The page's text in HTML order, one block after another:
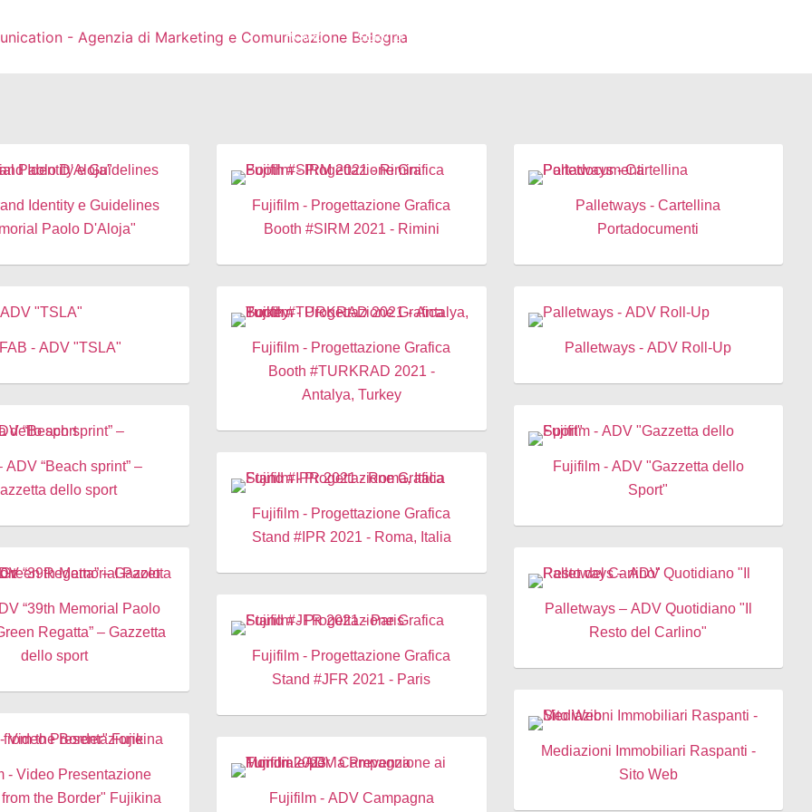
HOME SERVIZI
Identity e Guidelines
Paolo D'Aloja"
- ADV "TSLA"
ADV “Beach sprint” –
dello sport
“39th Memorial Paolo
Regatta” – Gazzetta
dello sport
- Video Presentazione
the Border" Fujikina
Fujifilm - Progettazione Grafica
Booth #SIRM 2021 - Rimini
Fujifilm - Progettazione Grafica
Booth #TURKRAD 2021 -
Antalya, Turkey
Fujifilm - Progettazione Grafica
Stand #IPR 2021 - Roma, Italia
Fujifilm - Progettazione Grafica
Stand #JFR 2021 - Paris
Fujifilm - ADV Campagna
Palletways - Cartellina
Portadocumenti
Palletways - ADV Roll-Up
Fujifilm - ADV "Gazzetta dello
Sport"
Palletways – ADV Quotidiano "Il
Resto del Carlino"
Mediazioni Immobiliari Raspanti -
Sito Web